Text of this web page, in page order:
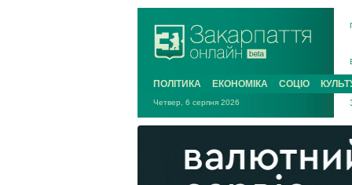
ПОЛІТИКА ЕКОНОМІКА СОЦІО
Четвер, 6 серпня 2026